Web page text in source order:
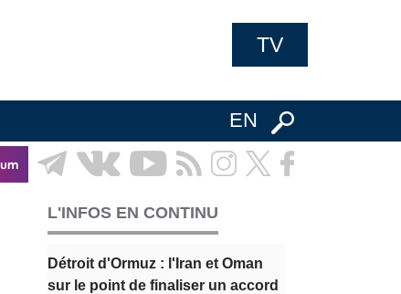
TV
EN
L'INFOS EN CONTINU
Détroit d'Ormuz : l'Iran et Oman
sur le point de finaliser un accord